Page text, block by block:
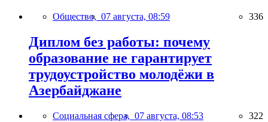
Общество, 07 августа, 08:59 336
Диплом без работы: почему
образование не гарантирует
трудоустройство молодёжи в
Азербайджане
Социальная сфера, 07 августа, 08:53 322